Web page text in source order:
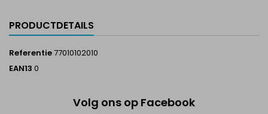
PRODUCTDETAILS
Referentie77010102010
EAN13 0
Volg ons op Facebook